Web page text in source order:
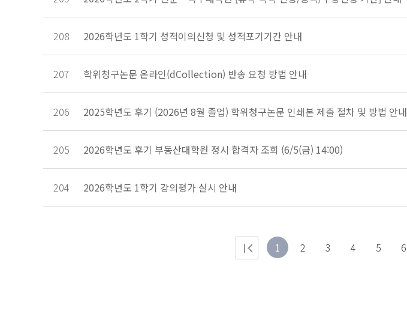
208 2026학년도 1학기 성적이의신청 및 성적포기기간 안내
207 학위청구논문 온라인(dCollection) 반송 요청 방법 안내
206 2025학년도 후기 (2026년 8월 졸업) 학위청구논문 인쇄본 제출 절차 및 방법 안내
205 2026학년도 후기 부동산대학원 정시 합격자 조회 (6/5(금) 14:00)
204 2026학년도 1학기 강의평가 실시 안내
1 2 3 4 5 6